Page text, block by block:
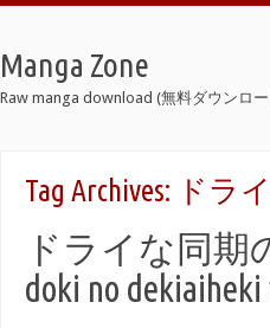
Manga Zone
Raw manga download (無料ダウンロ
Tag Archives: ドラ
ドライな同期
doki no dekiaiheki